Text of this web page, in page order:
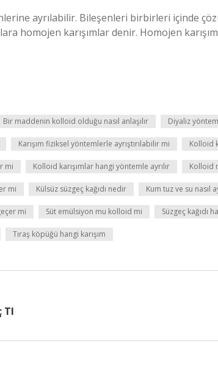
ayrılabilir. Bileşenleri birbirleri içinde
homojen karışımlar denir. Homojen
Bir maddenin kolloid olduğu nasıl anlaşılır Diyaliz
Karışım fiziksel yöntemlerle ayrıştırılabilir mi Kolloid
mi Kolloid karışımlar hangi yöntemle ayrılır Kolloid
mi Külsüz süzgeç kağıdı nedir Kum tuz ve su nasıl
mi Süt emülsiyon mu kolloid mi Süzgeç kağıdı
Tıraş köpüğü hangi karışım
Tl